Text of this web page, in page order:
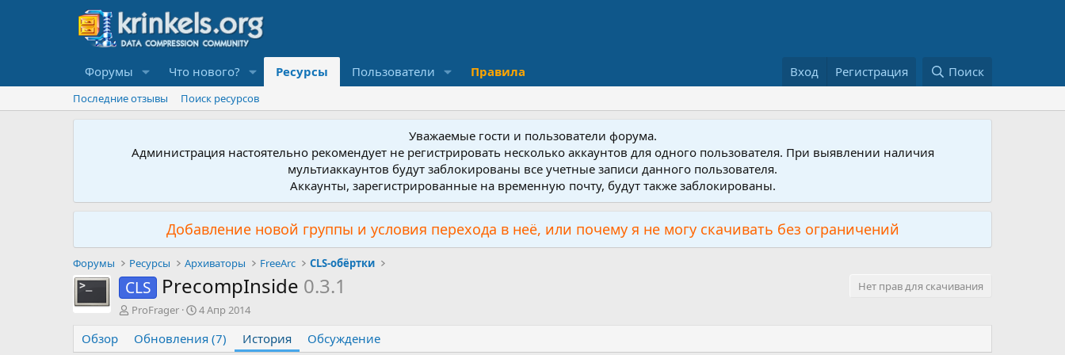
Форумы Что нового? Ресурсы Пользователи Правила Вход Регистрация Поиск
Последние отзывы Поиск ресурсов
Уважаемые гости и пользователи форума.
Администрация настоятельно рекомендует не регистрировать несколько аккаунтов для одного пользователя. При выявлении наличия
мультиаккаунтов будут заблокированы все учетные записи данного пользователя.
Аккаунты, зарегистрированные на временную почту, будут также заблокированы.
Добавление новой группы и условия перехода в неё, или почему я не могу скачивать без ограничений
Форумы Ресурсы Архиваторы FreeArc CLS-обёртки
CLS PrecompInside 0.3.1
Нет прав для скачивания
А
т
о
ProFrager
Д
т
а
4 Апр 2014
Обзор Обновления (7) История Обсуждение